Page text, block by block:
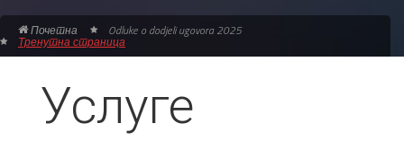
Почетна Odluke o dodjeli ugovora 2025
Тренутна страница
Услуге